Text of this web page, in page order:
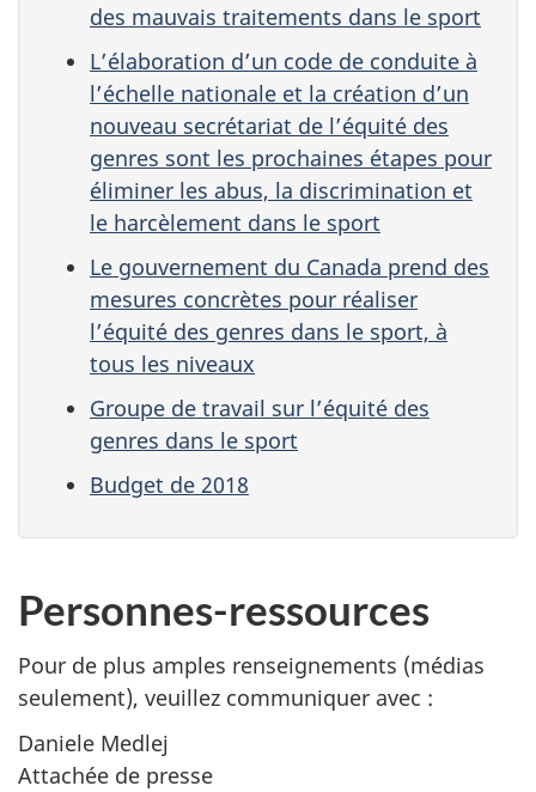
des mauvais traitements dans le sport
L’élaboration d’un code de conduite à
l’échelle nationale et la création d’un
nouveau secrétariat de l’équité des
genres sont les prochaines étapes pour
éliminer les abus, la discrimination et
le harcèlement dans le sport
Le gouvernement du Canada prend des
mesures concrètes pour réaliser
l’équité des genres dans le sport, à
tous les niveaux
Groupe de travail sur l’équité des
genres dans le sport
Budget de 2018
Personnes-ressources
Pour de plus amples renseignements (médias
seulement), veuillez communiquer avec :
Daniele Medlej
Attachée de presse